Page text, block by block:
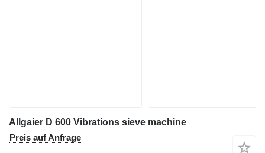
Allgaier D 600 Vibrations sieve machine
Preis auf Anfrage